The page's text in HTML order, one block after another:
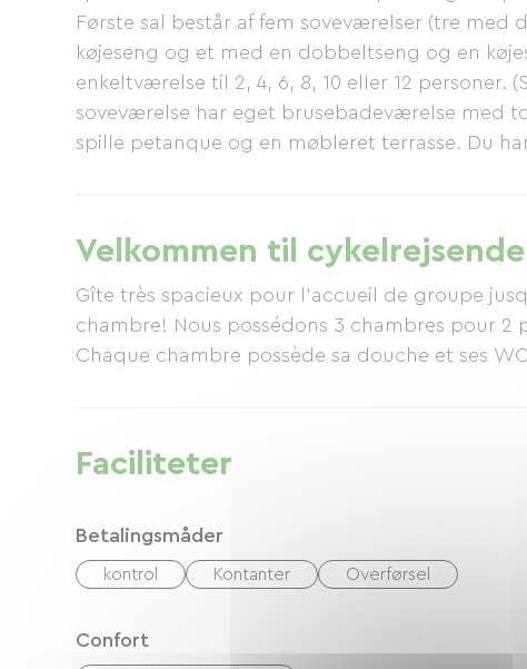
Første sal består af fem soveværelser (tre
køjeseng og et med en dobbeltseng og en
enkeltværelse til 2, 4, 6, 8, 10 eller 12 personer.
soveværelse har eget brusebadeværelse med
spille petanque og en møbleret terrasse. Du
Velkommen til cykelrejsende
Gîte très spacieux pour l'accueil de groupe
chambre! Nous possédons 3 chambres pour 2
Chaque chambre possède sa douche et ses
Faciliteter
Betalingsmåder
kontrol Kontanter Overførsel
Confort